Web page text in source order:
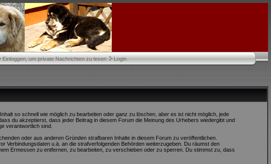
Einloggen, um private Nachrichten zu lesen Login
so schnell wie möglich zu bearbeiten oder ganz zu löschen, aber es ist nicht möglich, jede
du akzeptierst, dass jeder Beitrag in diesem Forum die Meinung des Urhebers wiedergibt und
verantwortlich sind.
oder aus anderen Gründen strafbaren Inhalte in diesem Forum zu veröffentlichen.
Verbindungsdaten u.ä. an die strafverfolgenden Behörden weiterzugeben. Du räumst den
Ermessen zu entfernen, zu bearbeiten, zu verschieben oder zu sperren. Du stimmst zu, dass